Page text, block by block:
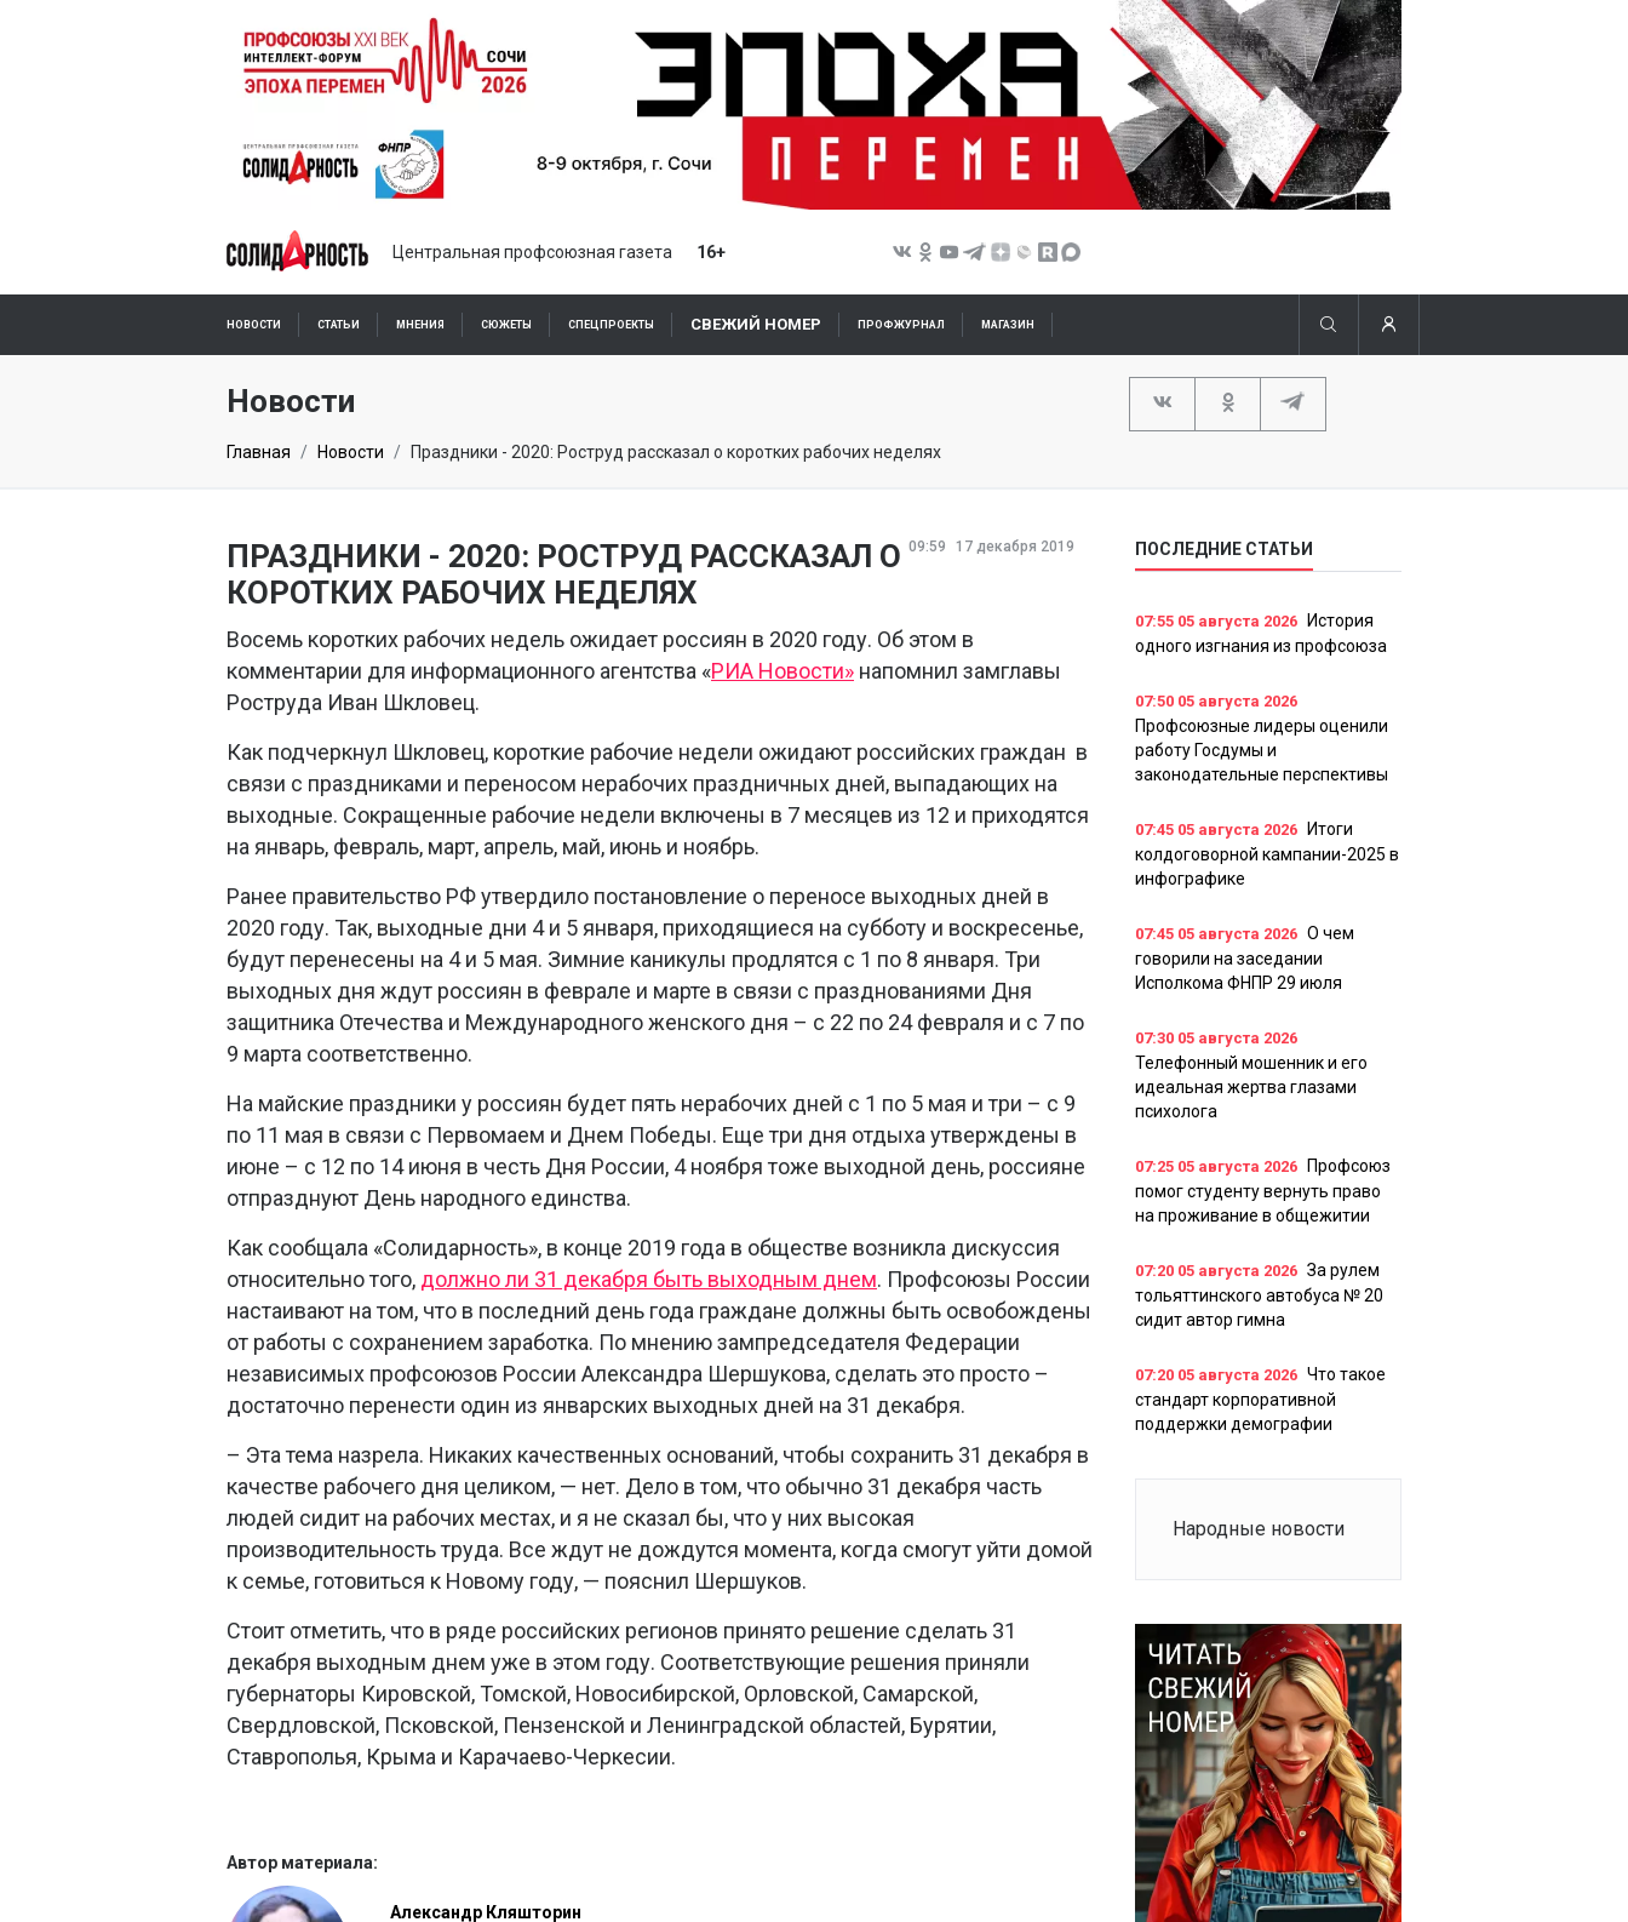
Центральная профсоюзная газета 16+
НОВОСТИ СТАТЬИ МНЕНИЯ СЮЖЕТЫ СПЕЦПРОЕКТЫ СВЕЖИЙ НОМЕР ПРОФЖУРНАЛ МАГАЗИН
ПОДПИСКА ОНЛАЙН
Новости
Главная Новости Праздники - 2020: Роструд рассказал о коротких рабочих неделях
09:59 17 декабря 2019
ПРАЗДНИКИ - 2020: РОСТРУД РАССКАЗАЛ О
КОРОТКИХ РАБОЧИХ НЕДЕЛЯХ
Восемь коротких рабочих недель ожидает россиян в 2020 году. Об этом в
комментарии для информационного агентства «РИА Новости» напомнил замглавы
Роструда Иван Шкловец.
Как подчеркнул Шкловец, короткие рабочие недели ожидают российских граждан в
связи с праздниками и переносом нерабочих праздничных дней, выпадающих на
выходные. Сокращенные рабочие недели включены в 7 месяцев из 12 и приходятся
на январь, февраль, март, апрель, май, июнь и ноябрь.
Ранее правительство РФ утвердило постановление о переносе выходных дней в
2020 году. Так, выходные дни 4 и 5 января, приходящиеся на субботу и воскресенье,
будут перенесены на 4 и 5 мая. Зимние каникулы продлятся с 1 по 8 января. Три
выходных дня ждут россиян в феврале и марте в связи с празднованиями Дня
защитника Отечества и Международного женского дня – с 22 по 24 февраля и с 7 по
9 марта соответственно.
На майские праздники у россиян будет пять нерабочих дней с 1 по 5 мая и три – с 9
по 11 мая в связи с Первомаем и Днем Победы. Еще три дня отдыха утверждены в
июне – с 12 по 14 июня в честь Дня России, 4 ноября тоже выходной день, россияне
отпразднуют День народного единства.
Как сообщала «Солидарность», в конце 2019 года в обществе возникла дискуссия
относительно того, должно ли 31 декабря быть выходным днем. Профсоюзы России
настаивают на том, что в последний день года граждане должны быть освобождены
от работы с сохранением заработка. По мнению зампредседателя Федерации
независимых профсоюзов России Александра Шершукова, сделать это просто –
достаточно перенести один из январских выходных дней на 31 декабря.
– Эта тема назрела. Никаких качественных оснований, чтобы сохранить 31 декабря в
качестве рабочего дня целиком, — нет. Дело в том, что обычно 31 декабря часть
людей сидит на рабочих местах, и я не сказал бы, что у них высокая
производительность труда. Все ждут не дождутся момента, когда смогут уйти домой
к семье, готовиться к Новому году, — пояснил Шершуков.
Стоит отметить, что в ряде российских регионов принято решение сделать 31
декабря выходным днем уже в этом году. Соответствующие решения приняли
губернаторы Кировской, Томской, Новосибирской, Орловской, Самарской,
Свердловской, Псковской, Пензенской и Ленинградской областей, Бурятии,
Ставрополья, Крыма и Карачаево-Черкесии.
Автор материала:
Александр Кляшторин
ПОСЛЕДНИЕ СТАТЬИ
07:55 05 августа 2026
История
одного изгнания из профсоюза
07:50 05 августа 2026
Профсоюзные лидеры оценили
работу Госдумы и
законодательные перспективы
07:45 05 августа 2026
Итоги
колдоговорной кампании-2025 в
инфографике
07:45 05 августа 2026 О чем
говорили на заседании
Исполкома ФНПР 29 июля
07:30 05 августа 2026
Телефонный мошенник и его
идеальная жертва глазами
психолога
07:25 05 августа 2026
Профсоюз
помог студенту вернуть право
на проживание в общежитии
07:20 05 августа 2026 За рулем
тольяттинского автобуса № 20
сидит автор гимна
07:20 05 августа 2026 Что такое
стандарт корпоративной
поддержки демографии
Народные новости